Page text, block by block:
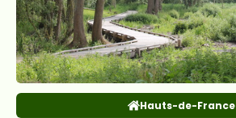
Hauts-de-France